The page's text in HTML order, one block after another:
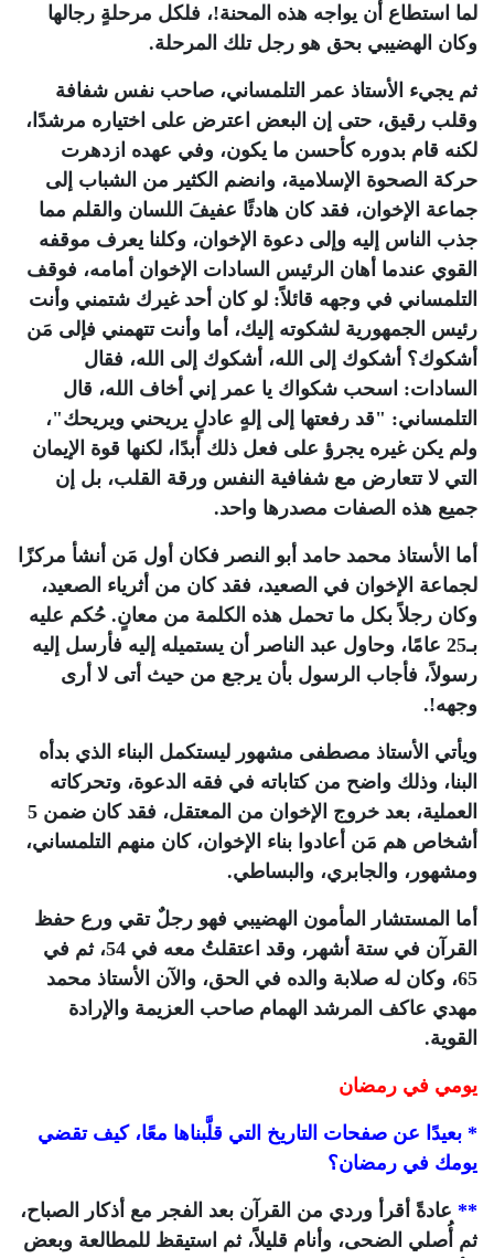
لما استطاع أن يواجه هذه المحنة!، فلكل مرحلةٍ رجالها
وكان الهضيبي بحق هو رجل تلك المرحلة.
ثم يجيء الأستاذ عمر التلمساني، صاحب نفس شفافة
وقلب رقيق، حتى إن البعض اعترض على اختياره مرشدًا،
لكنه قام بدوره كأحسن ما يكون، وفي عهده ازدهرت
حركة الصحوة الإسلامية، وانضم الكثير من الشباب إلى
جماعة الإخوان، فقد كان هادئًا عفيفَ اللسان والقلم مما
جذب الناس إليه وإلى دعوة الإخوان، وكلنا يعرف موقفه
القوي عندما أهان الرئيس السادات الإخوان أمامه، فوقف
التلمساني في وجهه قائلاً: لو كان أحد غيرك شتمني وأنت
رئيس الجمهورية لشكوته إليك، أما وأنت تتهمني فإلى مَن
أشكوك؟ أشكوك إلى الله، أشكوك إلى الله، فقال
السادات: اسحب شكواك يا عمر إني أخاف الله، قال
التلمساني: "قد رفعتها إلى إلهٍ عادلٍ يريحني ويريحك"،
ولم يكن غيره يجرؤ على فعل ذلك أبدًا، لكنها قوة الإيمان
التي لا تتعارض مع شفافية النفس ورقة القلب، بل إن
جميع هذه الصفات مصدرها واحد.
أما الأستاذ محمد حامد أبو النصر فكان أول مَن أنشأ مركزًا
لجماعة الإخوان في الصعيد، فقد كان من أثرياء الصعيد،
وكان رجلاً بكل ما تحمل هذه الكلمة من معانٍ. حُكم عليه
بـ25 عامًا، وحاول عبد الناصر أن يستميله إليه فأرسل إليه
رسولاً، فأجاب الرسول بأن يرجع من حيث أتى لا أرى
وجهه!.
ويأتي الأستاذ مصطفى مشهور ليستكمل البناء الذي بدأه
البنا، وذلك واضح من كتاباته في فقه الدعوة، وتحركاته
العملية، بعد خروج الإخوان من المعتقل، فقد كان ضمن 5
أشخاص هم مَن أعادوا بناء الإخوان، كان منهم التلمساني،
ومشهور، والجابري، والبساطي.
أما المستشار المأمون الهضيبي فهو رجلٌ تقي ورع حفظ
القرآن في ستة أشهر، وقد اعتقلتُ معه في 54، ثم في
65، وكان له صلابة والده في الحق، والآن الأستاذ محمد
مهدي عاكف المرشد الهمام صاحب العزيمة والإرادة
القوية.
يومي في رمضان
* بعيدًا عن صفحات التاريخ التي قلَّبناها معًا، كيف تقضي
يومك في رمضان؟
** عادةً أقرأ وردي من القرآن بعد الفجر مع أذكار الصباح،
ثم أُصلي الضحى، وأنام قليلاًَ، ثم استيقظ للمطالعة وبعض